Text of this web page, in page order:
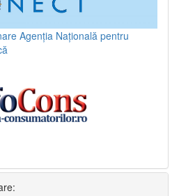
Agenția Națională pentru